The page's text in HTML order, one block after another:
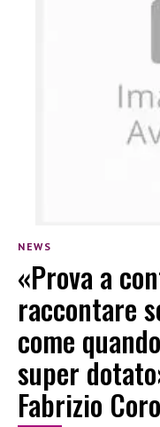
NEWS
«Prova a
raccontare
come
super
Fabrizio